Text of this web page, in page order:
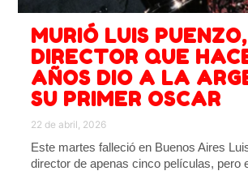
MURIÓ LUIS
DIRECTOR QUE
AÑOS DIO A LA
SU PRIMER OSCAR
22 de abril, 2026
Este martes falleció en Buenos Aires
director de apenas cinco películas, pero